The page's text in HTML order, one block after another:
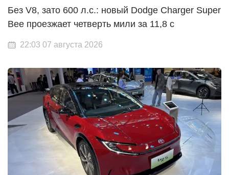
Без V8, зато 600 л.с.: новый Dodge Charger Super
Bee проезжает четверть мили за 11,8 с
22:03 07 августа 2026